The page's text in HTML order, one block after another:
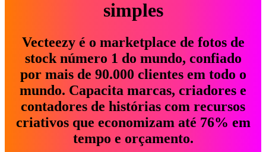
simples
Vecteezy é o marketplace de fotos de
stock número 1 do mundo, confiado
por mais de 90.000 clientes em todo o
mundo. Capacita marcas, criadores e
contadores de histórias com recursos
criativos que economizam até 76% em
tempo e orçamento.